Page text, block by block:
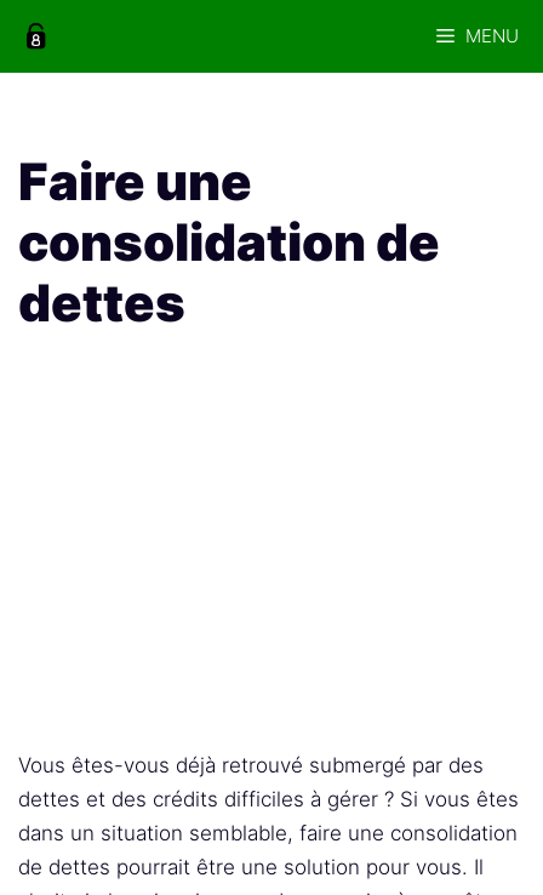
MENU
Faire une
consolidation de
dettes
Vous êtes-vous déjà retrouvé submergé par des
dettes et des crédits difficiles à gérer ? Si vous êtes
dans un situation semblable, faire une consolidation
de dettes pourrait être une solution pour vous. Il